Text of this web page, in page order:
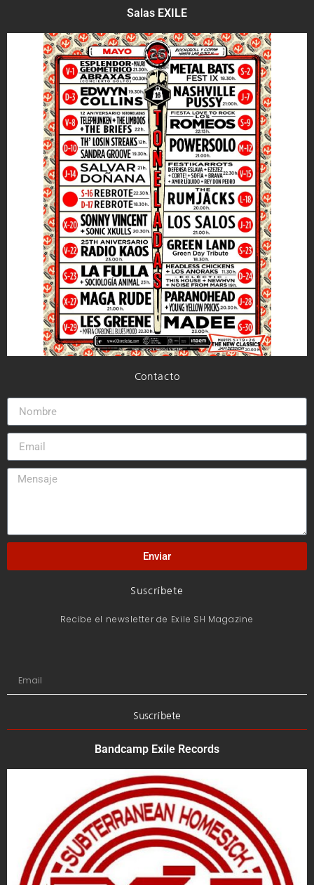
Salas EXILE
Contacto
Enviar
Suscríbete
Recibe el newsletter de Exile SH Magazine
Suscríbete
Bandcamp Exile Records